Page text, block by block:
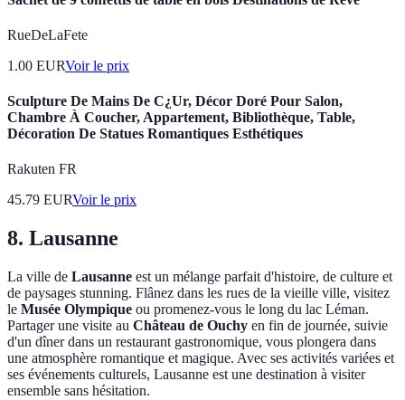
RueDeLaFete
1.00 EURVoir le prix
Sculpture De Mains De C¿Ur, Décor Doré Pour Salon,
Chambre À Coucher, Appartement, Bibliothèque, Table,
Décoration De Statues Romantiques Esthétiques
Rakuten FR
45.79 EURVoir le prix
8. Lausanne
La ville de Lausanne est un mélange parfait d'histoire, de culture et
de paysages stunning. Flânez dans les rues de la vieille ville, visitez
le Musée Olympique ou promenez-vous le long du lac Léman.
Partager une visite au Château de Ouchy en fin de journée, suivie
d'un dîner dans un restaurant gastronomique, vous plongera dans
une atmosphère romantique et magique. Avec ses activités variées et
ses événements culturels, Lausanne est une destination à visiter
ensemble sans hésitation.